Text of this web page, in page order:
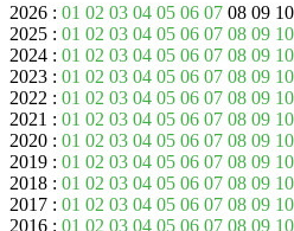
2026 : 01 02 03 04 05 06 07 08 09
2025 : 01 02 03 04 05 06 07 08 09 10
2024 : 01 02 03 04 05 06 07 08 09 10
2023 : 01 02 03 04 05 06 07 08 09 10
2022 : 01 02 03 04 05 06 07 08 09 10
2021 : 01 02 03 04 05 06 07 08 09 10
2020 : 01 02 03 04 05 06 07 08 09 10
2019 : 01 02 03 04 05 06 07 08 09 10
2018 : 01 02 03 04 05 06 07 08 09 10
2017 : 01 02 03 04 05 06 07 08 09 10
2016 : 01 02 03 04 05 06 07 08 09 10